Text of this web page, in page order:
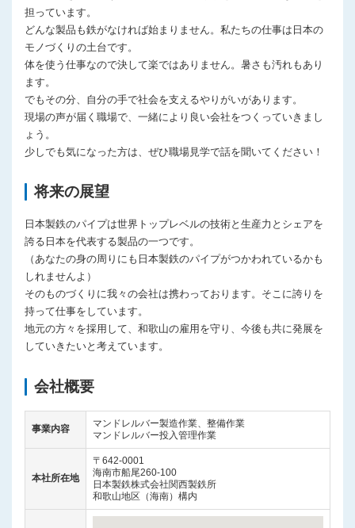
担っています。
どんな製品も鉄がなければ始まりません。私たちの仕事は日本の
モノづくりの土台です。
体を使う仕事なので決して楽ではありません。暑さも汚れもあり
ます。
でもその分、自分の手で社会を支えるやりがいがあります。
現場の声が届く職場で、一緒により良い会社をつくっていきまし
ょう。
少しでも気になった方は、ぜひ職場見学で話を聞いてください！
将来の展望
日本製鉄のパイプは世界トップレベルの技術と生産力とシェアを
誇る日本を代表する製品の一つです。
（あなたの身の周りにも日本製鉄のパイプがつかわれているかも
しれませんよ）
そのものづくりに我々の会社は携わっております。そこに誇りを
持って仕事をしています。
地元の方々を採用して、和歌山の雇用を守り、今後も共に発展を
していきたいと考えています。
会社概要
事業内容
マンドレルバー製造作業、整備作業
マンドレルバー投入管理作業
本社所在地
〒642-0001
海南市船尾260-100
日本製鉄株式会社関西製鉄所
和歌山地区（海南）構内